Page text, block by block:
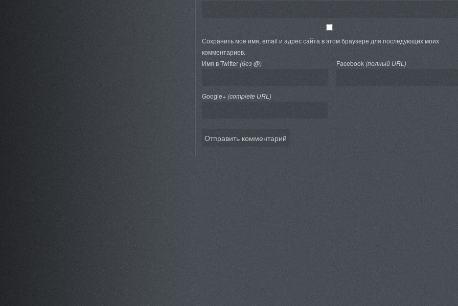
Сохранить моё имя, email и адрес сайта в этом браузере для последующих моих
комментариев.
Имя в Twitter(без @) Facebook(полный URL)
Google+(complete URL)